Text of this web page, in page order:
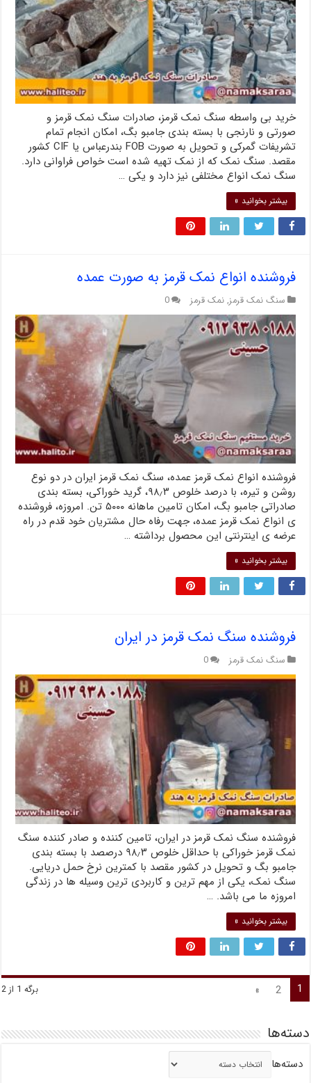
خرید بی واسطه سنگ نمک قرمز، صادرات سنگ نمک قرمز و
صورتی و نارنجی با بسته بندی جامبو بگ، امکان انجام تمام
تشریفات گمرکی و تحویل به صورت FOB بندرعباس یا CIF کشور
مقصد. سنگ نمک که از نمک تهیه شده است خواص فراوانی دارد.
سنگ نمک انواع مختلفی نیز دارد و یکی …
بیشتر بخوانید »
فروشنده انواع نمک قرمز به صورت عمده
سنگ نمک قرمز, نمک قرمز 0
فروشنده انواع نمک قرمز عمده، سنگ نمک قرمز ایران در دو نوع
روشن و تیره، با درصد خلوص ۹۸٫۳، گرید خوراکی، بسته بندی
صادراتی جامبو بگ، امکان تامین ماهانه ۵۰۰۰ تن. امروزه، فروشنده
ی انواع نمک قرمز عمده، جهت رفاه حال مشتریان خود قدم در راه
عرضه ی اینترنتی این محصول برداشته …
بیشتر بخوانید »
فروشنده سنگ نمک قرمز در ایران
سنگ نمک قرمز 0
فروشنده سنگ نمک قرمز در ایران، تامین کننده و صادر کننده سنگ
نمک قرمز خوراکی با حداقل خلوص ۹۸٫۳ درصصد با بسته بندی
جامبو بگ و تحویل در کشور مقصد با کمترین نرخ حمل دریایی.
سنگ نمک، یکی از مهم ترین و کاربردی ترین وسیله ها در زندگی
امروزه ما می باشد. …
بیشتر بخوانید »
برگه 1 از 2 1
2
»
دسته‌ها
دسته‌ها